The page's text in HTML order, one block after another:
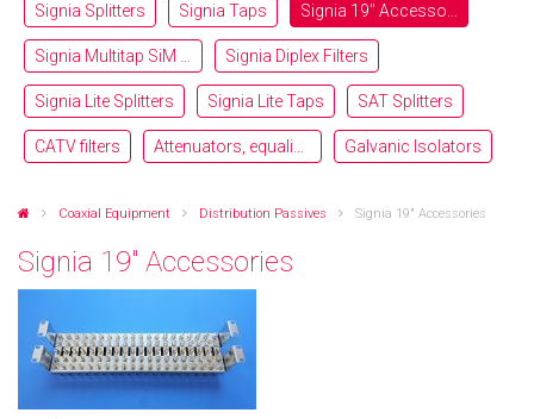
Signia Splitters Signia Taps
Signia Diplex Filters
Signia Lite Splitters Signia Lite Taps SAT Splitters
CATV filters Galvanic Isolators
Coaxial Equipment Distribution Passives Signia 19″ Accessories
Signia 19″ Accessories